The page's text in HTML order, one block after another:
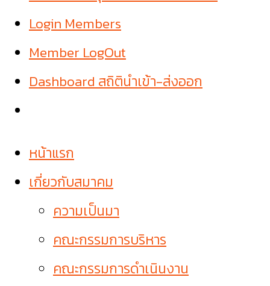
Login Members
Member LogOut
Dashboard สถิตินำเข้า-ส่งออก
หน้าแรก
เกี่ยวกับสมาคม
ความเป็นมา
คณะกรรมการบริหาร
คณะกรรมการดำเนินงาน